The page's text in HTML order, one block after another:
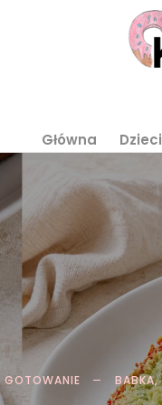
Główna Dzieci
GOTOWANIE BABKA,